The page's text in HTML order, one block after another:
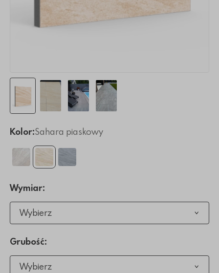
Kolor:Sahara piaskowy
Wymiar:
Wybierz
Grubość:
Wybierz